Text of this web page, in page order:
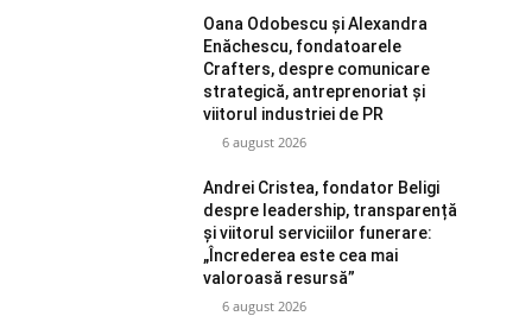
Oana Odobescu și Alexandra
Enăchescu, fondatoarele
Crafters, despre comunicare
strategică, antreprenoriat și
viitorul industriei de PR
6 august 2026
Andrei Cristea, fondator Beligi
despre leadership, transparență
și viitorul serviciilor funerare:
„Încrederea este cea mai
valoroasă resursă”
6 august 2026